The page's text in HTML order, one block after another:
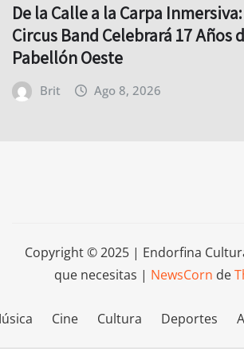
De la Calle a la Carpa
Circus Band Celebrará 17 Años
Pabellón Oeste
Brit Ago 8, 2026
Copyright © 2025 | Endorfina
que necesitas | NewsCorn de
Cine Cultura Deportes